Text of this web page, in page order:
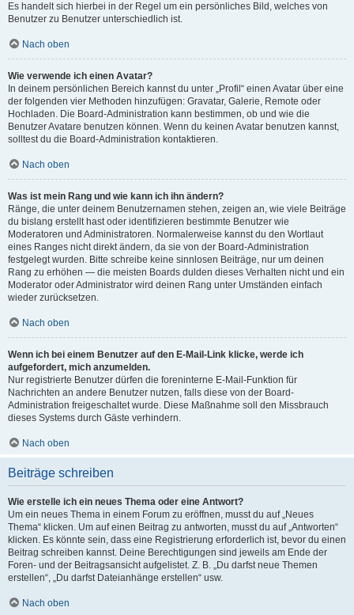
Es handelt sich hierbei in der Regel um ein persönliches Bild, welches von
Benutzer zu Benutzer unterschiedlich ist.
Nach oben
Wie verwende ich einen Avatar?
In deinem persönlichen Bereich kannst du unter „Profil“ einen Avatar über eine
der folgenden vier Methoden hinzufügen: Gravatar, Galerie, Remote oder
Hochladen. Die Board-Administration kann bestimmen, ob und wie die
Benutzer Avatare benutzen können. Wenn du keinen Avatar benutzen kannst,
solltest du die Board-Administration kontaktieren.
Nach oben
Was ist mein Rang und wie kann ich ihn ändern?
Ränge, die unter deinem Benutzernamen stehen, zeigen an, wie viele Beiträge
du bislang erstellt hast oder identifizieren bestimmte Benutzer wie
Moderatoren und Administratoren. Normalerweise kannst du den Wortlaut
eines Ranges nicht direkt ändern, da sie von der Board-Administration
festgelegt wurden. Bitte schreibe keine sinnlosen Beiträge, nur um deinen
Rang zu erhöhen — die meisten Boards dulden dieses Verhalten nicht und ein
Moderator oder Administrator wird deinen Rang unter Umständen einfach
wieder zurücksetzen.
Nach oben
Wenn ich bei einem Benutzer auf den E-Mail-Link klicke, werde ich
aufgefordert, mich anzumelden.
Nur registrierte Benutzer dürfen die foreninterne E-Mail-Funktion für
Nachrichten an andere Benutzer nutzen, falls diese von der Board-
Administration freigeschaltet wurde. Diese Maßnahme soll den Missbrauch
dieses Systems durch Gäste verhindern.
Nach oben
Beiträge schreiben
Wie erstelle ich ein neues Thema oder eine Antwort?
Um ein neues Thema in einem Forum zu eröffnen, musst du auf „Neues
Thema“ klicken. Um auf einen Beitrag zu antworten, musst du auf „Antworten“
klicken. Es könnte sein, dass eine Registrierung erforderlich ist, bevor du einen
Beitrag schreiben kannst. Deine Berechtigungen sind jeweils am Ende der
Foren- und der Beitragsansicht aufgelistet. Z. B. „Du darfst neue Themen
erstellen“, „Du darfst Dateianhänge erstellen“ usw.
Nach oben